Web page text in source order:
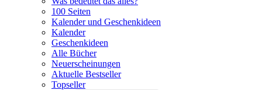
100 Seiten
Kalender und Geschenkideen
Kalender
Geschenkideen
Alle Bücher
Neuerscheinungen
Aktuelle Bestseller
Topseller